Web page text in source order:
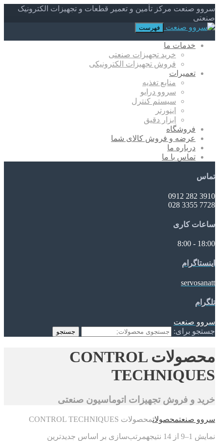
سروو صنعت مرکز تأمین و تعمیر قطعات و تجهیزات الکترونیک
صنعتی
فهرست
خدمات ما
خرید تجهیزات صنعتی
فروش تجهیزات الکترونیکی
تعمیرات
منابع تغذیه
سروو درایو
سیستم کنترل
اینورتر
ابزار دقیق
فروشگاه
عرضه و فروش کالای شما
درباره ما
تماس با ما
تماس
3910 282 0912
7728 3355 028
ساعات کاری
18:00 - 8:00
اینستاگرام
servosanatt
تلگرام
سروو صنعت
جستجو برای:
جستجو
محصولات CONTROL
TECHNIQUES
خرید و فروش تجهیزات اتوماسیون صنعتی
سروو صنعتمحصولاتمحصولات CONTROL TECHNIQUES
نمایش 1–9 از 14 نتیجه مرتب‌سازی بر اساس جدیدترین